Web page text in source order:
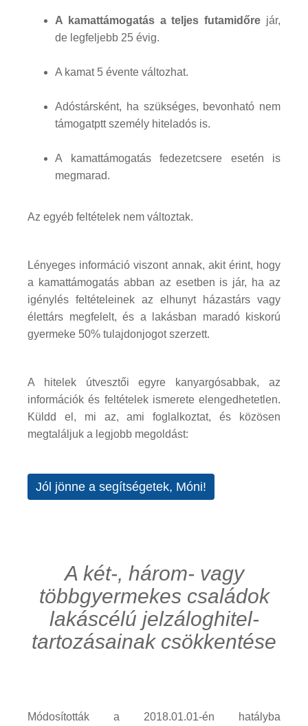
A kamattámogatás a teljes futamidőre jár,
de legfeljebb 25 évig.
A kamat 5 évente változhat.
Adóstársként, ha szükséges, bevonható nem
támogatptt személy hiteladós is.
A kamattámogatás fedezetcsere esetén is
megmarad.
Az egyéb feltételek nem változtak.
Lényeges információ viszont annak, akit érint, hogy
a kamattámogatás abban az esetben is jár, ha az
igénylés feltételeinek az elhunyt házastárs vagy
élettárs megfelelt, és a lakásban maradó kiskorú
gyermeke 50% tulajdonjogot szerzett.
A hitelek útvesztői egyre kanyargósabbak, az
információk és feltételek ismerete elengedhetetlen.
Küldd el, mi az, ami foglalkoztat, és közösen
megtaláljuk a legjobb megoldást:
Jól jönne a segítségetek, Móni!
A két-, három- vagy
többgyermekes családok
lakáscélú jelzáloghitel-
tartozásainak csökkentése
Módosították a 2018.01.01-én hatályba